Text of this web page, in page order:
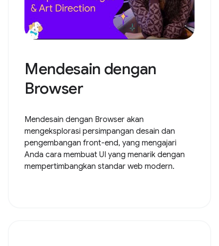
Mendesain dengan
Browser
Mendesain dengan Browser akan
mengeksplorasi persimpangan desain dan
pengembangan front-end, yang mengajari
Anda cara membuat UI yang menarik dengan
mempertimbangkan standar web modern.